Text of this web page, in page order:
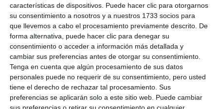
características de dispositivos. Puede hacer clic para otorgarnos
su consentimiento a nosotros y a nuestros 1733 socios para
que llevemos a cabo el procesamiento previamente descrito. De
forma alternativa, puede hacer clic para denegar su
consentimiento o acceder a información más detallada y
cambiar sus preferencias antes de otorgar su consentimiento.
Tenga en cuenta que algún procesamiento de sus datos
personales puede no requerir de su consentimiento, pero usted
tiene el derecho de rechazar tal procesamiento. Sus
preferencias se aplicarán solo a este sitio web. Puede cambiar
ACTUALIDAD
El programa Nexo analiza los
retos y las nuevas estrategias
de urbanismo
ACTUALIDAD
Nexo abordará los ‘Retos y
nuevas estrategias de